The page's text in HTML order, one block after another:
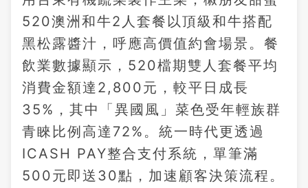
520澳洲和牛2人套餐以頂級和牛搭配
黑松露醬汁，呼應高價值約會場景。餐
飲業數據顯示，520檔期雙人套餐平均
消費金額達2,800元，較平日成長
35%，其中「異國風」菜色受年輕族群
青睞比例高達72%。統一時代更透過
ICASH PAY整合支付系統，單筆滿
500元即送30點，加速顧客決策流程。